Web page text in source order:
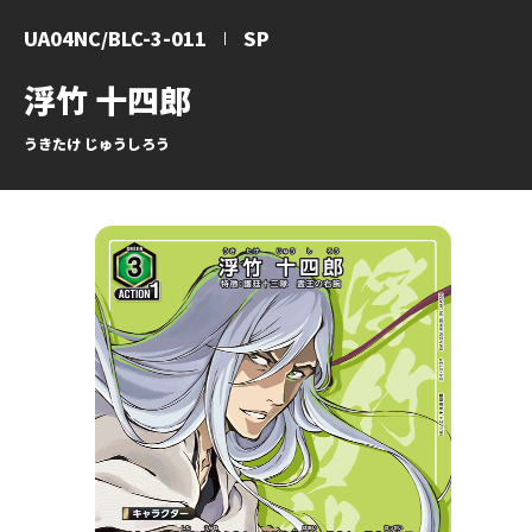
浮竹 十四郎
うきたけ じゅうしろう
UA04NC/BLC-3-011 SP